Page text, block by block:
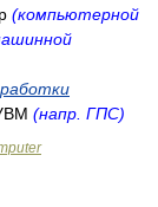
(компьютерной
(напр. ГПС)